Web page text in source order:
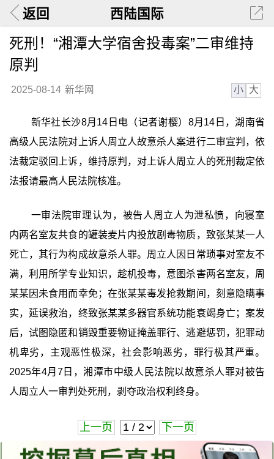
返回 西陆国际
死刑！“湘潭大学宿舍投毒案”二审维持
原判
2025-08-14 新华网 小 大
新华社长沙8月14日电（记者谢樱）8月14日，湖南省
高级人民法院对上诉人周立人故意杀人案进行二审宣判，依
法裁定驳回上诉，维持原判，对上诉人周立人的死刑裁定依
法报请最高人民法院核准。
一审法院审理认为，被告人周立人为泄私愤，向寝室
内两名室友共食的罐装麦片内投放剧毒物质，致张某某一人
死亡，其行为构成故意杀人罪。周立人因日常琐事对室友不
满，利用所学专业知识，趁机投毒，意图杀害两名室友，周
某某因未食用而幸免；在张某某毒发抢救期间，刻意隐瞒事
实，延误救治，终致张某某多器官系统功能衰竭身亡；案发
后，试图隐匿和销毁重要物证掩盖罪行、逃避惩罚，犯罪动
机卑劣，主观恶性极深，社会影响恶劣，罪行极其严重。
2025年4月7日，湘潭市中级人民法院以故意杀人罪对被告
人周立人一审判处死刑，剥夺政治权利终身。
上一页 下一页